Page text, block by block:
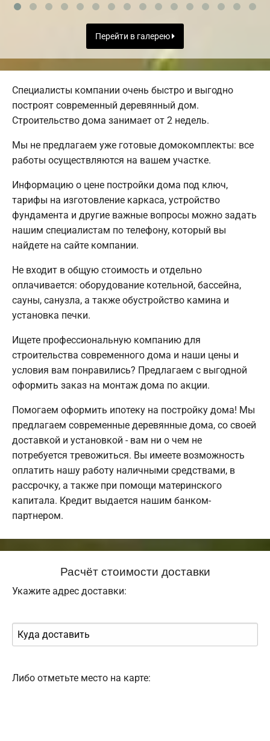
Перейти в галерею
Специалисты компании очень быстро и выгодно
построят современный деревянный дом.
Строительство дома занимает от 2 недель.
Мы не предлагаем уже готовые домокомплекты: все
работы осуществляются на вашем участке.
Информацию о цене постройки дома под ключ,
тарифы на изготовление каркаса, устройство
фундамента и другие важные вопросы можно задать
нашим специалистам по телефону, который вы
найдете на сайте компании.
Не входит в общую стоимость и отдельно
оплачивается: оборудование котельной, бассейна,
сауны, санузла, а также обустройство камина и
установка печки.
Ищете профессиональную компанию для
строительства современного дома и наши цены и
условия вам понравились? Предлагаем с выгодной
оформить заказ на монтаж дома по акции.
Помогаем оформить ипотеку на постройку дома! Мы
предлагаем современные деревянные дома, со своей
доставкой и установкой - вам ни о чем не
потребуется тревожиться. Вы имеете возможность
оплатить нашу работу наличными средствами, в
рассрочку, а также при помощи материнского
капитала. Кредит выдается нашим банком-
партнером.
Расчёт стоимости доставки
Укажите адрес доставки:
Либо отметьте место на карте: